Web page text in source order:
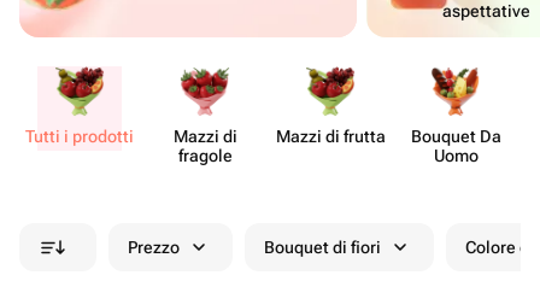
aspettative
Tutti i prodotti
Mazzi di
fragole
Mazzi di frutta
Bouquet Da
Uomo
Prezzo Bouquet di fiori Colore